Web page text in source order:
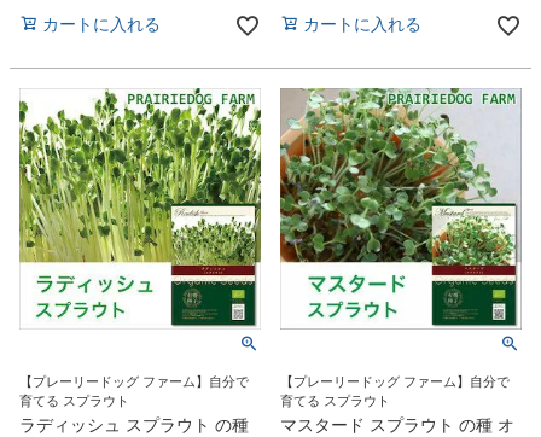
カートに入れる カートに入れる
【プレーリードッグ ファーム】自分で
育てる スプラウト
ラディッシュ スプラウト の種
【プレーリードッグ ファーム】自分で
育てる スプラウト
マスタード スプラウト の種 オ